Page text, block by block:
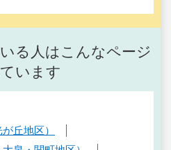
る人はこんなページ
います
丘地区）